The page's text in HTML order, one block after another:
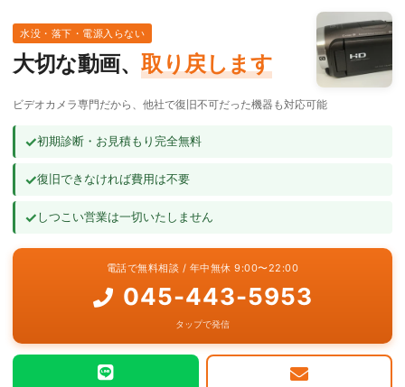
料金・メニュー
サービスの流れ
よくあるご質問
水没・落下・電源入らない
大切な動画、 取り戻します
ビデオカメラ専門だから、他社で復旧不可だった機器も対応可能
✓初期診断・お見積もり完全無料
✓復旧できなければ費用は不要
✓しつこい営業は一切いたしません
電話で無料相談 / 年中無休 9:00〜22:00
045-443-5953
タップで発信